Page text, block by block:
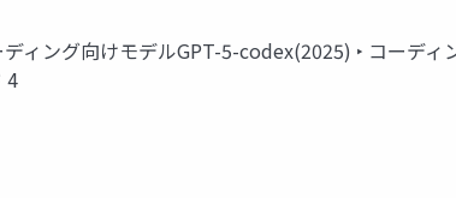
ィング向けモデルGPT-5-codex(2025) ‣ コーデ
4